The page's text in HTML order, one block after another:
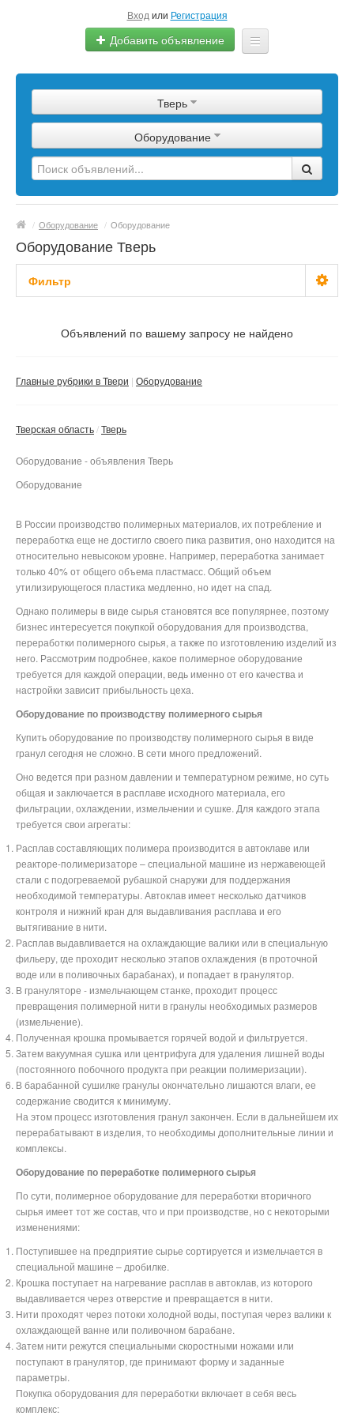
Вход или Регистрация
Добавить объявление
Сырье
Изделия
Оборудование
Тверь
Оборудование
/ Оборудование / Оборудование
Оборудование Тверь
Фильтр
Объявлений по вашему запросу не найдено
Главные рубрики в Твери Оборудование
Тверская область Тверь
Оборудование - объявления Тверь
Оборудование
В России производство полимерных материалов, их потребление и
переработка еще не достигло своего пика развития, оно находится на
относительно невысоком уровне. Например, переработка занимает
только 40% от общего объема пластмасс. Общий объем
утилизирующегося пластика медленно, но идет на спад.
Однако полимеры в виде сырья становятся все популярнее, поэтому
бизнес интересуется покупкой оборудования для производства,
переработки полимерного сырья, а также по изготовлению изделий из
него. Рассмотрим подробнее, какое полимерное оборудование
требуется для каждой операции, ведь именно от его качества и
настройки зависит прибыльность цеха.
Оборудование по производству полимерного сырья
Купить оборудование по производству полимерного сырья в виде
гранул сегодня не сложно. В сети много предложений.
Оно ведется при разном давлении и температурном режиме, но суть
общая и заключается в расплаве исходного материала, его
фильтрации, охлаждении, измельчении и сушке. Для каждого этапа
требуется свои агрегаты:
Расплав составляющих полимера производится в автоклаве или
реакторе-полимеризаторе – специальной машине из нержавеющей
стали с подогреваемой рубашкой снаружи для поддержания
необходимой температуры. Автоклав имеет несколько датчиков
контроля и нижний кран для выдавливания расплава и его
вытягивание в нити.
Расплав выдавливается на охлаждающие валики или в специальную
фильеру, где проходит несколько этапов охлаждения (в проточной
воде или в поливочных барабанах), и попадает в гранулятор.
В грануляторе - измельчающем станке, проходит процесс
превращения полимерной нити в гранулы необходимых размеров
(измельчение).
Полученная крошка промывается горячей водой и фильтруется.
Затем вакуумная сушка или центрифуга для удаления лишней воды
(постоянного побочного продукта при реакции полимеризации).
В барабанной сушилке гранулы окончательно лишаются влаги, ее
содержание сводится к минимуму.
На этом процесс изготовления гранул закончен. Если в дальнейшем их
перерабатывают в изделия, то необходимы дополнительные линии и
комплексы.
Оборудование по переработке полимерного сырья
По сути, полимерное оборудование для переработки вторичного
сырья имеет тот же состав, что и при производстве, но с некоторыми
изменениями:
Поступившее на предприятие сырье сортируется и измельчается в
специальной машине – дробилке.
Крошка поступает на нагревание расплав в автоклав, из которого
выдавливается через отверстие и превращается в нити.
Нити проходят через потоки холодной воды, поступая через валики к
охлаждающей ванне или поливочном барабане.
Затем нити режутся специальными скоростными ножами или
поступают в гранулятор, где принимают форму и заданные
параметры.
Покупка оборудования для переработки включает в себя весь
комплекс: